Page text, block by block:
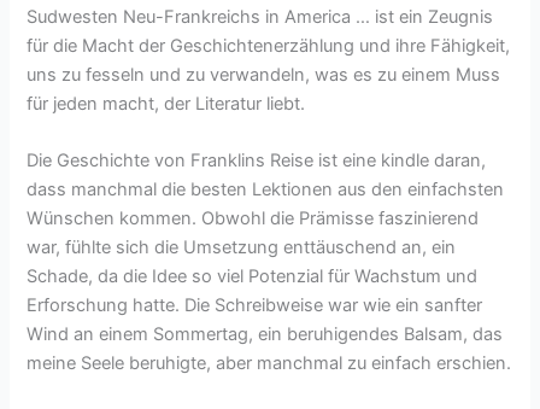
Sudwesten Neu-Frankreichs in America … ist ein Zeugnis
für die Macht der Geschichtenerzählung und ihre Fähigkeit,
uns zu fesseln und zu verwandeln, was es zu einem Muss
für jeden macht, der Literatur liebt.
Die Geschichte von Franklins Reise ist eine kindle daran,
dass manchmal die besten Lektionen aus den einfachsten
Wünschen kommen. Obwohl die Prämisse faszinierend
war, fühlte sich die Umsetzung enttäuschend an, ein
Schade, da die Idee so viel Potenzial für Wachstum und
Erforschung hatte. Die Schreibweise war wie ein sanfter
Wind an einem Sommertag, ein beruhigendes Balsam, das
meine Seele beruhigte, aber manchmal zu einfach erschien.